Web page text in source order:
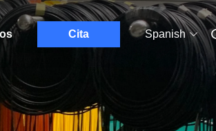
Cita Spanish